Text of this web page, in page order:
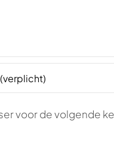
voor de volgende